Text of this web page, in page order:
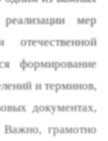
мер
отечественной
формирование
и терминов,
документах,
Важно, грамотно